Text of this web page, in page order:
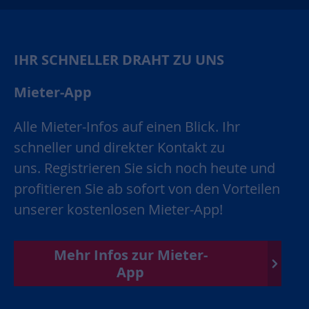
IHR SCHNELLER DRAHT ZU UNS
Mieter-App
Alle Mieter-Infos auf einen Blick. Ihr
schneller und direkter Kontakt zu
uns. Registrieren Sie sich noch heute und
profitieren Sie ab sofort von den Vorteilen
unserer kostenlosen Mieter-App!
Mehr Infos zur Mieter-
App